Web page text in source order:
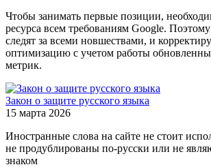
Чтобы занимать первые позиции,
ресурса всем требованиям Google.
следят за всеми новшествами, и
оптимизацию с учетом работы
метрик.
Закон о защите русского языка
15 марта 2026
Иностранные слова на сайте не стоит
не продублированы по-русски или не
знаком